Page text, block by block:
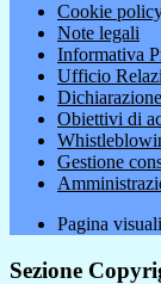
Cookie
Note legali
Informativa
Ufficio
Obiettivi di
Gestione
Pagina
Sezione